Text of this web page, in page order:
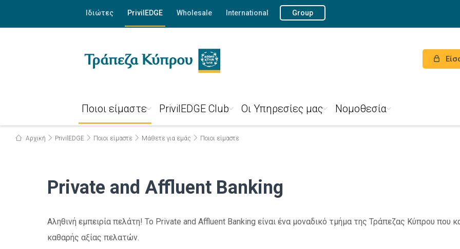
Ιδιώτες PrivilEDGE Wholesale International Group
Ποιοι είμαστε PrivilEDGE Club Οι Yπηρεσίες μας Νομοθεσία
Αρχική PrivilEDGE Ποιοι είμαστε Μάθετε για εμάς Ποιοι είμαστε
Private and Affluent Banking
Αληθινή εμπειρία πελάτη! Το Private and Affluent Banking είναι ένα μοναδικό τμήμα της Τράπεζας Κύπρου που
καθαρής αξίας πελατών.